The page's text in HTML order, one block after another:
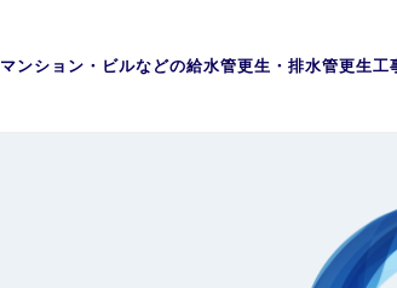
マンション・ビルなどの給水管更生・排水管更生工